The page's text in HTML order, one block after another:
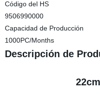
Código del HS
9506990000
Capacidad de Producción
1000PC/Months
Descripción de